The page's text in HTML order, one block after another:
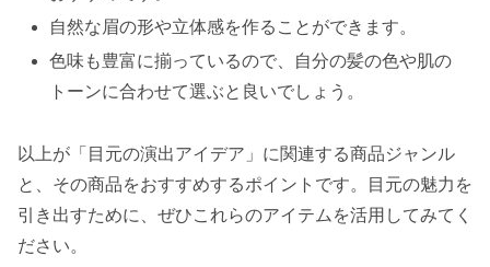
自然な眉の形や立体感を作ることができます。
色味も豊富に揃っているので、自分の髪の色や肌の
トーンに合わせて選ぶと良いでしょう。
以上が「目元の演出アイデア」に関連する商品ジャンル
と、その商品をおすすめするポイントです。目元の魅力を
引き出すために、ぜひこれらのアイテムを活用してみてく
ださい。